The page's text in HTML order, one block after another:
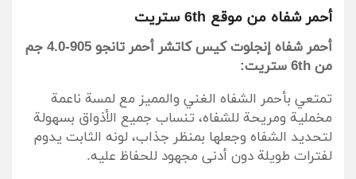
أحمر شفاه من موقع 6th ستريت
أحمر شفاه إنجلوت كيس كاتشر أحمر تانجو 905-4.0 جم
من 6th ستريت:
تمتعي بأحمر الشفاه الغني والمميز مع لمسة ناعمة
مخملية ومريحة للشفاه، تنساب جميع الأذواق بسهولة
لتحديد الشفاه وجعلها بمنظر جذاب، لونه الثابت يدوم
لفترات طويلة دون أدنى مجهود للحفاظ عليه.